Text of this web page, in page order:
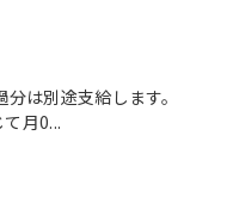
は別途支給します。
月0...